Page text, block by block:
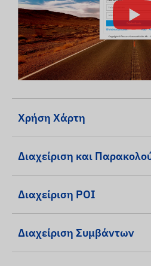
Χρήση Χάρτη
Διαχείριση και
Διαχείριση POI
Διαχείριση Συμβάντων